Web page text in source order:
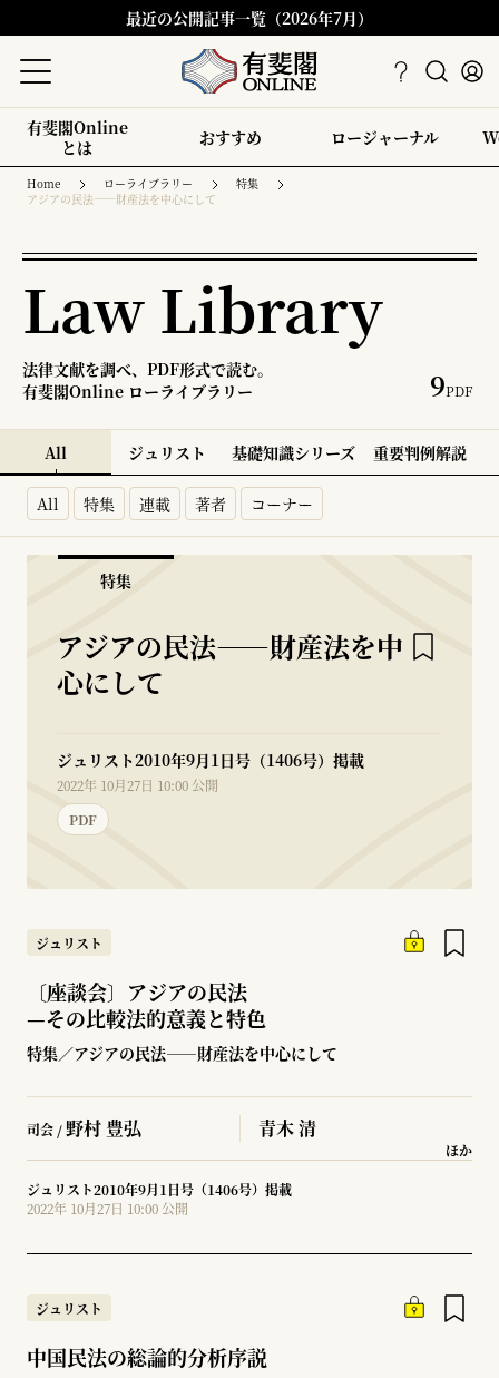
最近の公開記事一覧（2026年7月）
有斐閣Online
とは
おすすめ ロージャーナル
Home ローライブラリー
特集
アジアの民法――財産法を中心にして
Law Library
法律文献を調べ、PDF形式で読む。
有斐閣Online ローライブラリー
9PDF
All ジュリスト 基礎知識シリーズ 重要判例解説
All 特集 連載 著者 コーナー
特集
アジアの民法――財産法を中
心にして
ジュリスト2010年9月1日号（1406号）掲載
2022年 10月27日 10:00 公開
PDF
ジュリスト
〔座談会〕アジアの民法
—その比較法的意義と特色
特集／アジアの民法――財産法を中心にして
司会 /野村 豊弘 青木 清
ほか
ジュリスト2010年9月1日号（1406号）掲載
2022年 10月27日 10:00 公開
ジュリスト
中国民法の総論的分析序説